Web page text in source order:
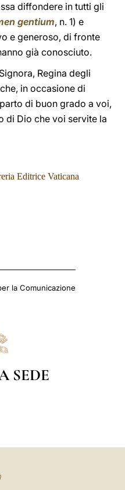
diffondere in tutti gli
gentium, n. 1) e
e generoso, di fronte
già conosciuto.
Regina degli
in occasione di
di buon grado a voi,
di Dio che voi servite la
Editrice Vaticana
la Comunicazione
SEDE